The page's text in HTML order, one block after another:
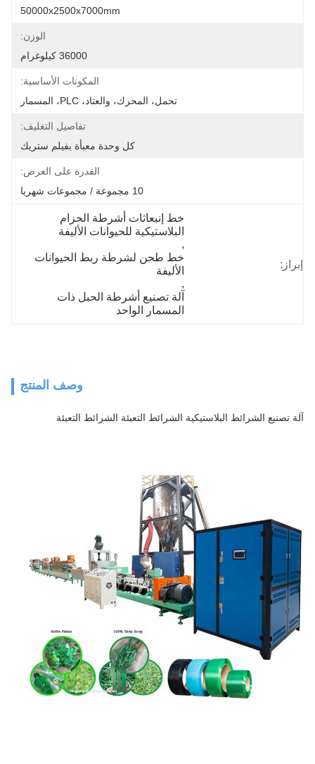
50000x2500x7000mm
الوزن:
36000 كيلوغرام
المكونات الأساسية:
تحمل، المحرك، والعتاد، PLC، المسمار
تفاصيل التغليف:
كل وحدة معبأة بفيلم ستريك
القدرة على العرض:
10 مجموعة / مجموعات شهريا
إبراز:
البلاستيكية للحيوانات الأليفة
,
الأليفة
,
المسمار الواحد
وصف المنتج
آلة تصنيع الشرائط البلاستيكية الشرائط التعبئة الشرائط التعبئة